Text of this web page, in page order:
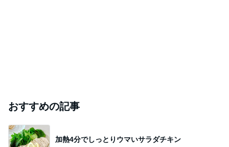
おすすめの記事
加熱4分でしっとりウマいサラダチキン